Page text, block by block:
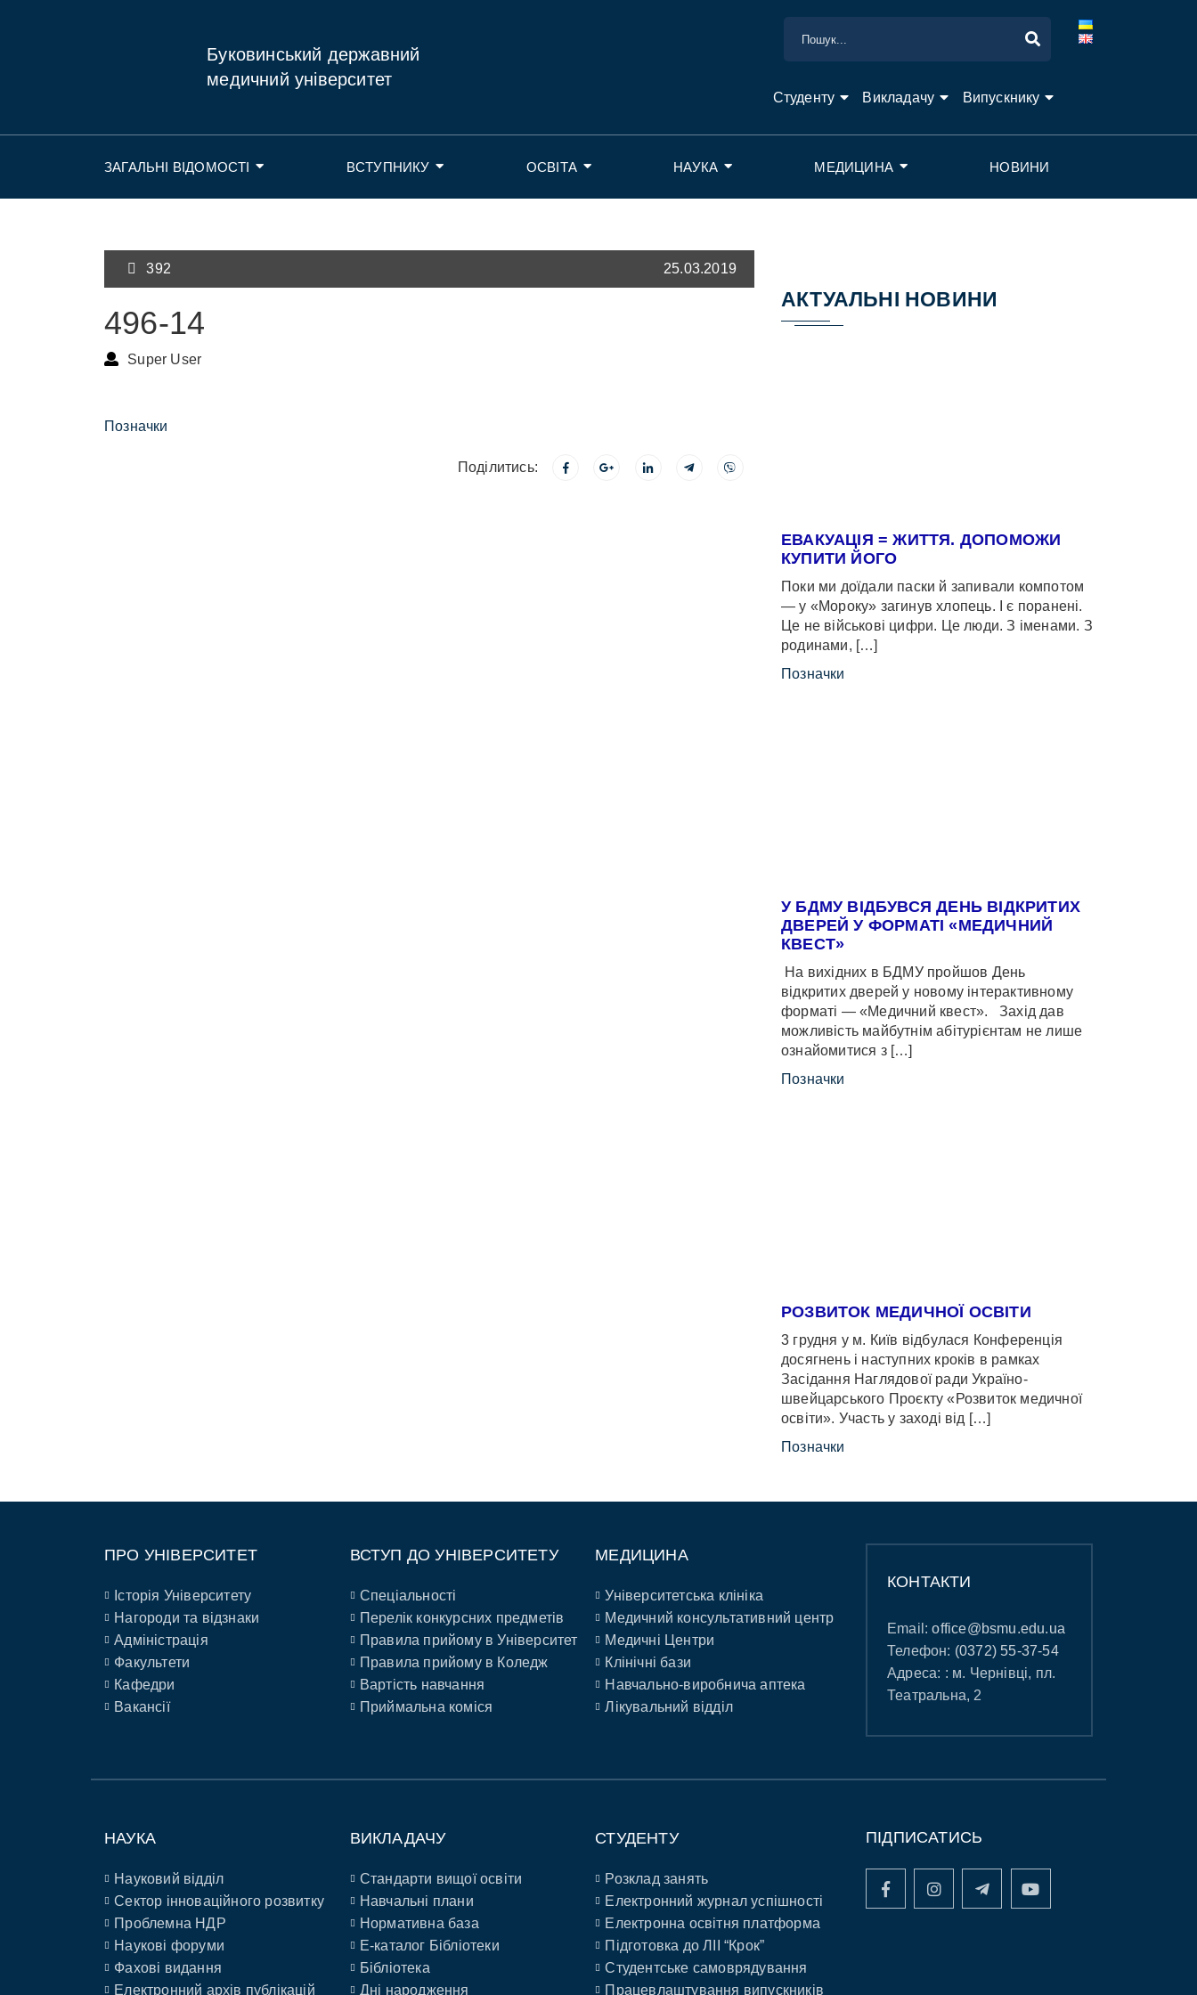
Буковинський державний
медичний університет
Студенту Викладачу Випускнику
ЗАГАЛЬНІ ВІДОМОСТІ ВСТУПНИКУ ОСВІТА НАУКА МЕДИЦИНА НОВИНИ
392 25.03.2019
496-14
Super User
Позначки
Поділитись:
АКТУАЛЬНІ НОВИНИ
ЕВАКУАЦІЯ = ЖИТТЯ. ДОПОМОЖИ
КУПИТИ ЙОГО
Поки ми доїдали паски й запивали компотом
— у «Мороку» загинув хлопець. І є поранені.
Це не військові цифри. Це люди. З іменами. З
родинами, […]
Позначки
У БДМУ ВІДБУВСЯ ДЕНЬ ВІДКРИТИХ
ДВЕРЕЙ У ФОРМАТІ «МЕДИЧНИЙ
КВЕСТ»
На вихідних в БДМУ пройшов День
відкритих дверей у новому інтерактивному
форматі — «Медичний квест». Захід дав
можливість майбутнім абітурієнтам не лише
ознайомитися з […]
Позначки
РОЗВИТОК МЕДИЧНОЇ ОСВІТИ
3 грудня у м. Київ відбулася Конференція
досягнень і наступних кроків в рамках
Засідання Наглядової ради Україно-
швейцарського Проєкту «Розвиток медичної
освіти». Участь у заході від […]
Позначки
ПРО УНІВЕРСИТЕТ
Історія Університету
Нагороди та відзнаки
Адміністрація
Факультети
Кафедри
Вакансії
ВСТУП ДО УНІВЕРСИТЕТУ
Спеціальності
Перелік конкурсних предметів
Правила прийому в Університет
Правила прийому в Коледж
Вартість навчання
Приймальна коміся
МЕДИЦИНА
Університетська клініка
Медичний консультативний центр
Медичні Центри
Клінічні бази
Навчально-виробнича аптека
Лікувальний відділ
КОНТАКТИ
Email:office@bsmu.edu.ua
Телефон: (0372) 55-37-54
Адреса: : м. Чернівці, пл.
Театральна, 2
НАУКА
Науковий відділ
Сектор інноваційного розвитку
Проблемна НДР
Наукові форуми
Фахові видання
Електронний архів публікацій
ВИКЛАДАЧУ
Стандарти вищої освіти
Навчальні плани
Нормативна база
E-каталог Бібліотеки
Бібліотека
Дні народження
СТУДЕНТУ
Розклад занять
Електронний журнал успішності
Електронна освітня платформа
Підготовка до ЛІІ “Крок”
Студентське самоврядування
Працевлаштування випускників
ПІДПИСАТИСЬ